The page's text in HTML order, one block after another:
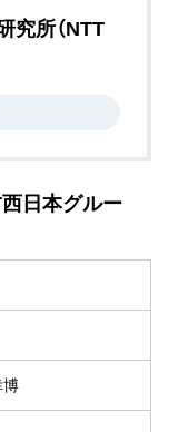
究所（NTT
日本グルー